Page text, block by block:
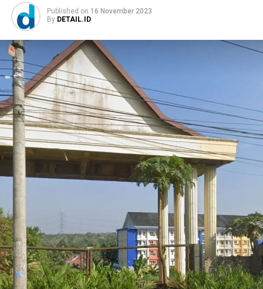
Published on 16 November 2023
By DETAIL.ID